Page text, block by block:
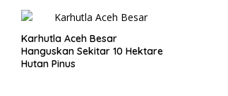
Karhutla Aceh Besar
Hanguskan Sekitar 10 Hektare
Hutan Pinus